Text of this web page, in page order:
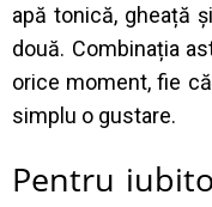
apă tonică, gheață
două. Combinația
orice moment, fie
simplu o gustare.
Pentru